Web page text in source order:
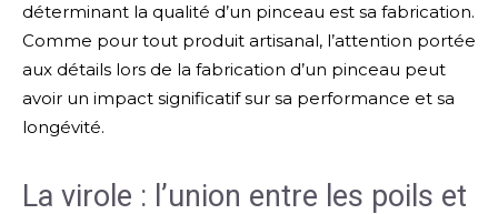
déterminant la qualité d’un pinceau est sa fabrication.
Comme pour tout produit artisanal, l’attention portée
aux détails lors de la fabrication d’un pinceau peut
avoir un impact significatif sur sa performance et sa
longévité.
La virole : l’union entre les poils et